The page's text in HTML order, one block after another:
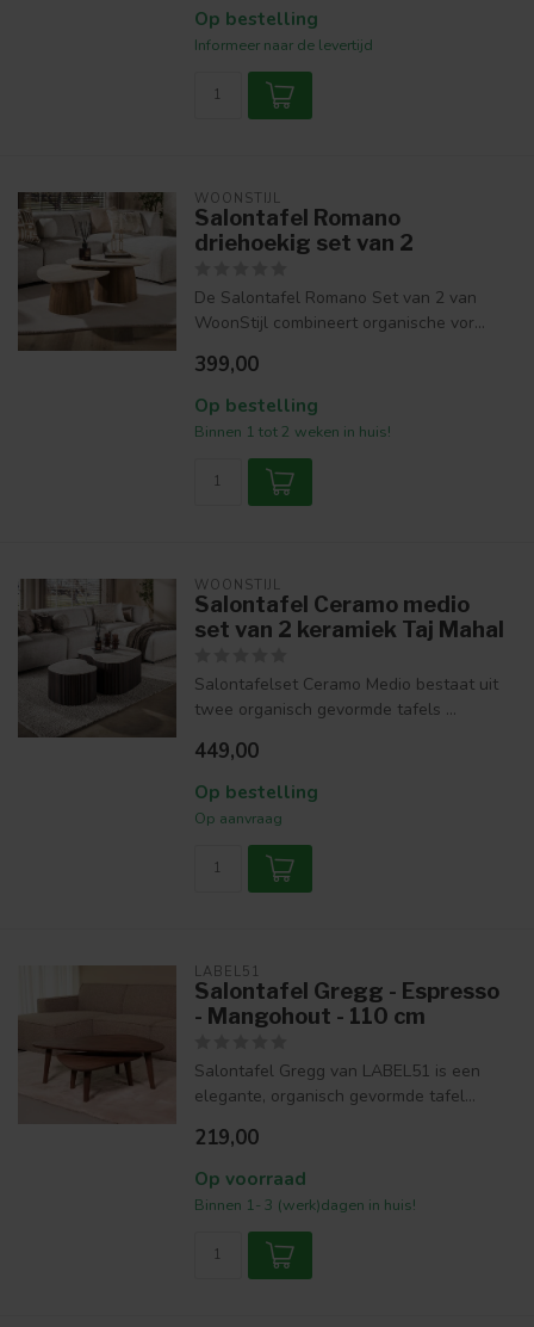
Op bestelling
Informeer naar de levertijd
WOONSTIJL
Salontafel Romano
driehoekig set van 2
De Salontafel Romano Set van 2 van
WoonStijl combineert organische vor...
399,00
Op bestelling
Binnen 1 tot 2 weken in huis!
WOONSTIJL
Salontafel Ceramo medio
set van 2 keramiek Taj Mahal
Salontafelset Ceramo Medio bestaat uit
twee organisch gevormde tafels ...
449,00
Op bestelling
Op aanvraag
LABEL51
Salontafel Gregg - Espresso
- Mangohout - 110 cm
Salontafel Gregg van LABEL51 is een
elegante, organisch gevormde tafel...
219,00
Op voorraad
Binnen 1- 3 (werk)dagen in huis!